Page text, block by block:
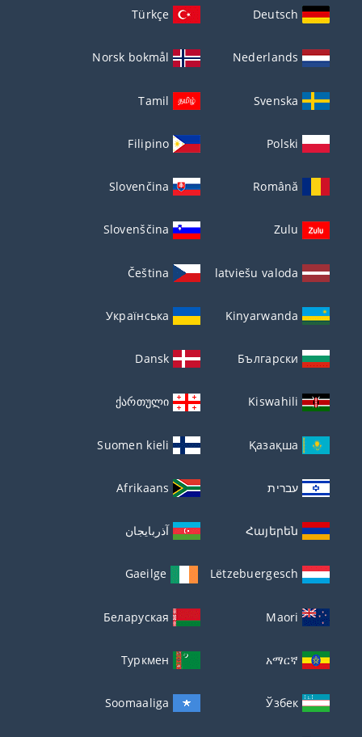
Deutsch
Türkçe
Nederlands
Norsk bokmål
Svenska
Tamil
Polski
Filipino
Română
Slovenčina
Zulu
Slovenščina
latviešu valoda
Čeština
Kinyarwanda
Українська
Български
Dansk
Kiswahili
ქართული
Қазақша
Suomen kieli
עברית Afrikaans
Հայերեն آذربايجان
Lëtzebuergesch
Gaeilge
Maori
Беларуская
አማርኛ
Туркмен
Ўзбек
Soomaaliga